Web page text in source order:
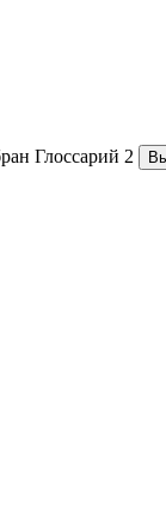
Глоссарий 2